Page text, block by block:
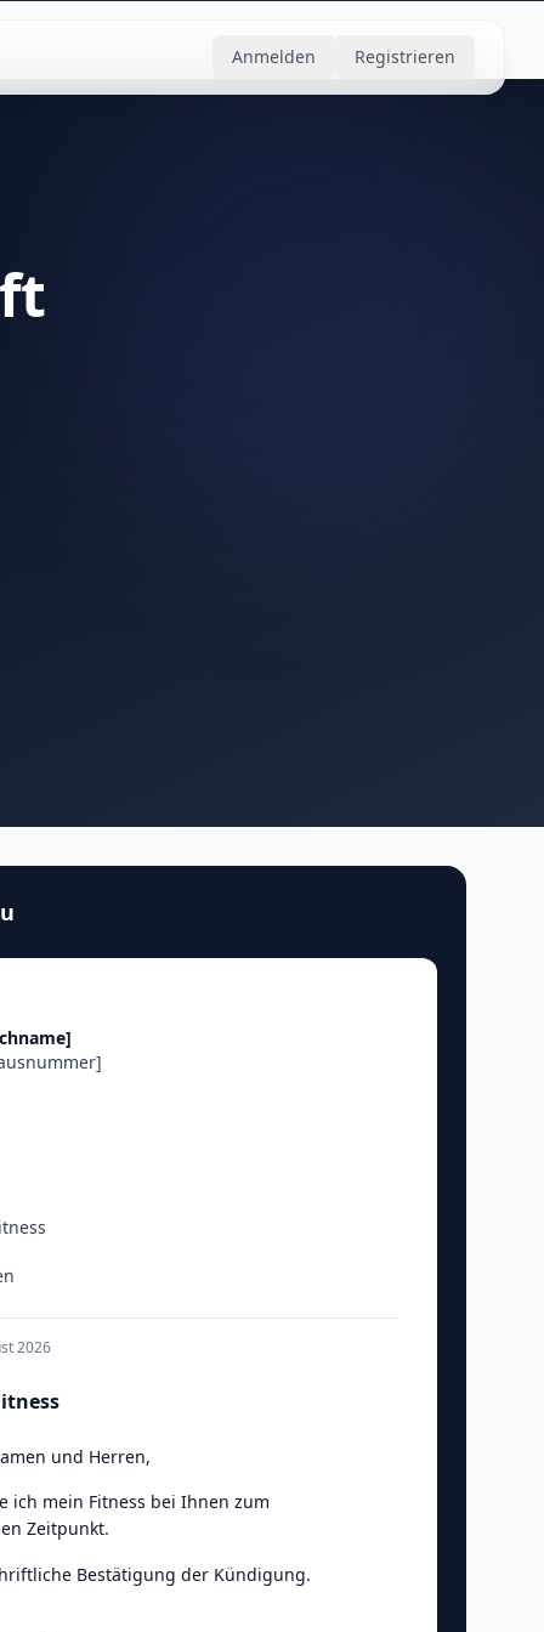
Anmelden Registrieren
2026
und Herren,
ich mein Fitness bei Ihnen zum
Zeitpunkt.
Bestätigung der Kündigung.